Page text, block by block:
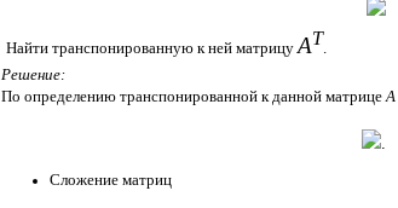
Найти транспонированную к ней матрицуАТ.
Решение:
По определению транспонированной к данной матрицеА
.
Сложение матриц